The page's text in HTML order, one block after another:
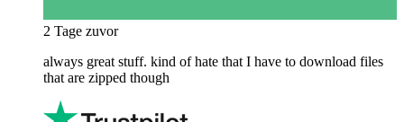
2 Tage zuvor
always great stuff. kind of hate that I have to download files
that are zipped though